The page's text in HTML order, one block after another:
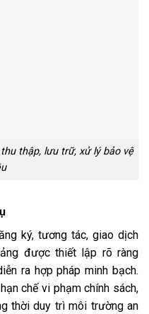
thập, lưu trữ, xử lý bảo vệ
ký, tương tác, giao dịch
được thiết lập rõ ràng
ra hợp pháp minh bạch.
chế vi phạm chính sách,
thời duy trì môi trường an